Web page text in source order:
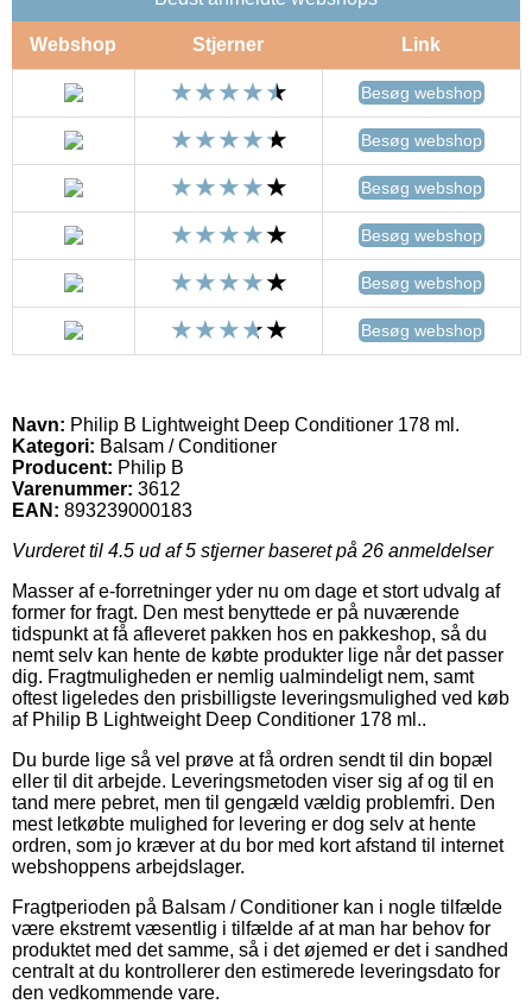
Webshop Stjerner Link
Besøg webshop
Besøg webshop
Besøg webshop
Besøg webshop
Besøg webshop
Besøg webshop
Navn: Philip B Lightweight Deep Conditioner 178 ml.
Kategori: Balsam / Conditioner
Producent: Philip B
Varenummer: 3612
EAN: 893239000183
Vurderet til 4.5 ud af 5 stjerner baseret på 26 anmeldelser
Masser af e-forretninger yder nu om dage et stort udvalg af
former for fragt. Den mest benyttede er på nuværende
tidspunkt at få afleveret pakken hos en pakkeshop, så du
nemt selv kan hente de købte produkter lige når det passer
dig. Fragtmuligheden er nemlig ualmindeligt nem, samt
oftest ligeledes den prisbilligste leveringsmulighed ved køb
af Philip B Lightweight Deep Conditioner 178 ml..
Du burde lige så vel prøve at få ordren sendt til din bopæl
eller til dit arbejde. Leveringsmetoden viser sig af og til en
tand mere pebret, men til gengæld vældig problemfri. Den
mest letkøbte mulighed for levering er dog selv at hente
ordren, som jo kræver at du bor med kort afstand til internet
webshoppens arbejdslager.
Fragtperioden på Balsam / Conditioner kan i nogle tilfælde
være ekstremt væsentlig i tilfælde af at man har behov for
produktet med det samme, så i det øjemed er det i sandhed
centralt at du kontrollerer den estimerede leveringsdato for
den vedkommende vare.